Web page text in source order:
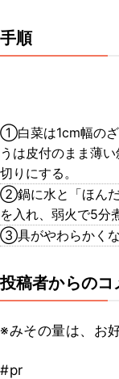
手順
①白菜は1cm幅のざ
うは皮付のまま薄
切りにする。
②鍋に水と「ほん
を入れ、弱火で5分
③具がやわらかくな
投稿者からのコ
※みその量は、お
#pr